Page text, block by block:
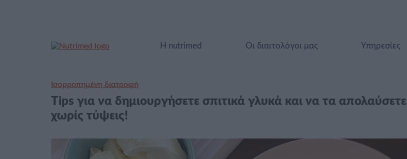
Η nutrimed Οι διαιτολόγοι μας Υπηρεσίες
Ισορροπημένη διατροφή
Τips για να δημιουργήσετε σπιτικά γλυκά και να τα απολαύσετε
χωρίς τύψεις!